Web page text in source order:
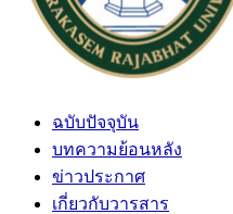
ฉบับปัจจุบัน
บทความย้อนหลัง
ข่าวประกาศ
เกี่ยวกับวารสาร